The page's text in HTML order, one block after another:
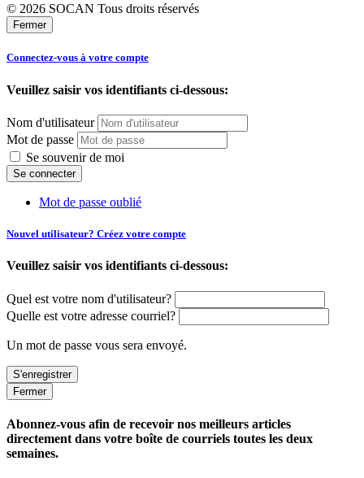
© 2026 SOCAN Tous droits réservés
Fermer
Connectez-vous à votre compte
Veuillez saisir vos identifiants ci-dessous:
Nom d'utilisateur
Mot de passe
Se souvenir de moi
Mot de passe oublié
Nouvel utilisateur? Créez votre compte
Veuillez saisir vos identifiants ci-dessous:
Quel est votre nom d'utilisateur?
Quelle est votre adresse courriel?
Un mot de passe vous sera envoyé.
Fermer
Abonnez-vous afin de recevoir nos meilleurs articles
directement dans votre boîte de courriels toutes les deux
semaines.